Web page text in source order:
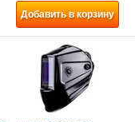
Добавить в корзину